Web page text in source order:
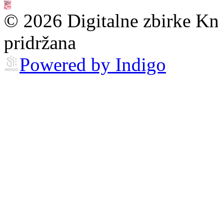
© 2026 Digitalne zbirke
pridržana
Powered by Indigo